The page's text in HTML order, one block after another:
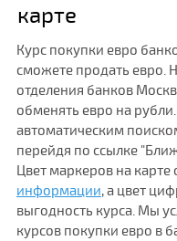
карте
Курс покупки евро
сможете продать евро.
отделения банков
обменять евро на
автоматическим
перейдя по ссылке
Цвет маркеров на карте
информации, а цвет
выгодность курса. Мы
курсов покупки евро в